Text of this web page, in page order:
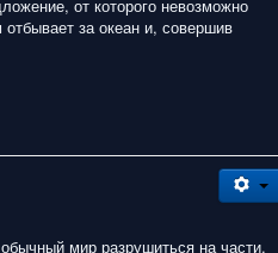
от которого невозможно
за океан и, совершив
мир разрушиться на части.